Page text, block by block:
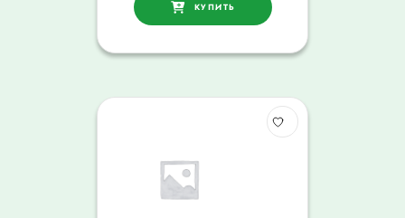
КУПИТЬ